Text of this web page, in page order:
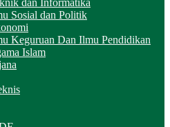
dan Informatika
Sosial dan Politik
Keguruan Dan Ilmu Pendidikan
Islam